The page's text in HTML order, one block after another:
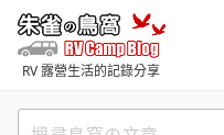
至
內
RV 露營生活的記錄分享
搜